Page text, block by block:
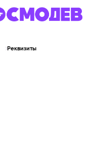
Реквизиты